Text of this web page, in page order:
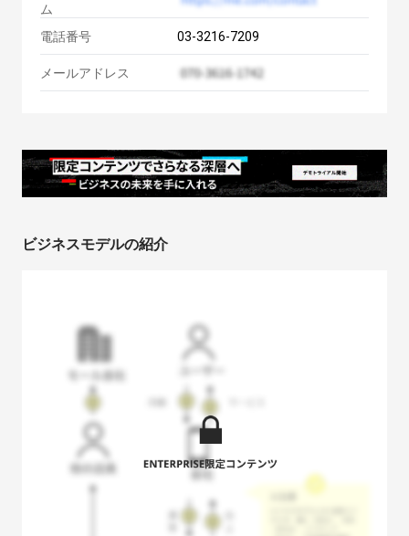
ム
電話番号
03-3216-7209
メールアドレス
ビジネスモデルの紹介